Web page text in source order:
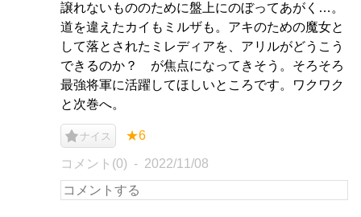
譲れないもののために盤上にのぼってあがく…。
道を違えたカイもミルザも。アキのための魔女と
して落とされたミレディアを、アリルがどうこう
できるのか？ が焦点になってきそう。そろそろ
最強将軍に活躍してほしいところです。ワクワク
と次巻へ。
ナイス ★6
コメント(0) 2022/11/08